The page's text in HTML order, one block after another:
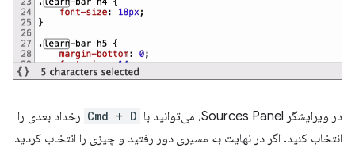
در ویرایشگر Sources Panel، می‌توانید با Cmd + D رخداد بعدی را
انتخاب کنید. اگر در نهایت به مسیری دور رفتید و چیزی را انتخاب کردید